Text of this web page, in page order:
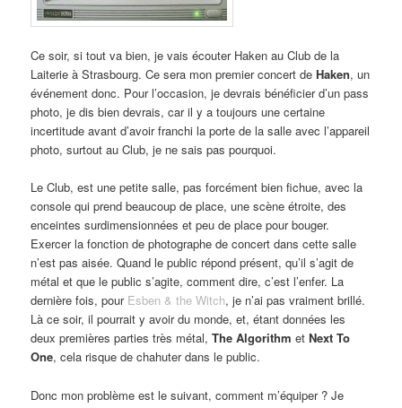
Ce soir, si tout va bien, je vais écouter Haken au Club de la
Laiterie à Strasbourg. Ce sera mon premier concert deHaken, un
événement donc. Pour l’occasion, je devrais bénéficier d’un pass
photo, je dis bien devrais, car il y a toujours une certaine
incertitude avant d’avoir franchi la porte de la salle avec l’appareil
photo, surtout au Club, je ne sais pas pourquoi.
Le Club, est une petite salle, pas forcément bien fichue, avec la
console qui prend beaucoup de place, une scène étroite, des
enceintes surdimensionnées et peu de place pour bouger.
Exercer la fonction de photographe de concert dans cette salle
n’est pas aisée. Quand le public répond présent, qu’il s’agit de
métal et que le public s’agite, comment dire, c’est l’enfer. La
dernière fois, pour Esben & the Witch, je n’ai pas vraiment brillé.
Là ce soir, il pourrait y avoir du monde, et, étant données les
deux premières parties très métal,The Algorithm etNext To
One, cela risque de chahuter dans le public.
Donc mon problème est le suivant, comment m’équiper ? Je